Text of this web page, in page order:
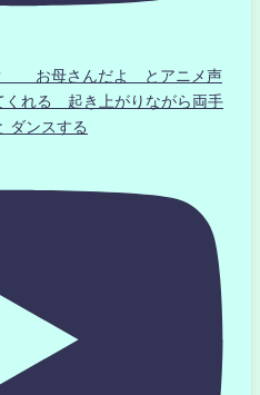
？ お母さんだよ とアニメ声
くれる 起き上がりながら両手
ダンスする